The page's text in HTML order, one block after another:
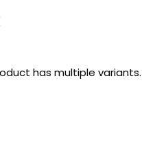
has multiple